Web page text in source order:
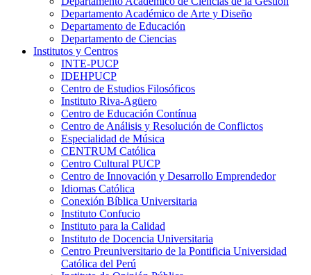
Departamento Académico de Arte y Diseño
Departamento de Educación
Departamento de Ciencias
Institutos y Centros
INTE-PUCP
IDEHPUCP
Centro de Estudios Filosóficos
Instituto Riva-Agüero
Centro de Educación Contínua
Centro de Análisis y Resolución de Conflictos
Especialidad de Música
CENTRUM Católica
Centro Cultural PUCP
Centro de Innovación y Desarrollo Emprendedor
Idiomas Católica
Conexión Bíblica Universitaria
Instituto Confucio
Instituto para la Calidad
Instituto de Docencia Universitaria
Centro Preuniversitario de la Pontificia Universidad
Católica del Perú